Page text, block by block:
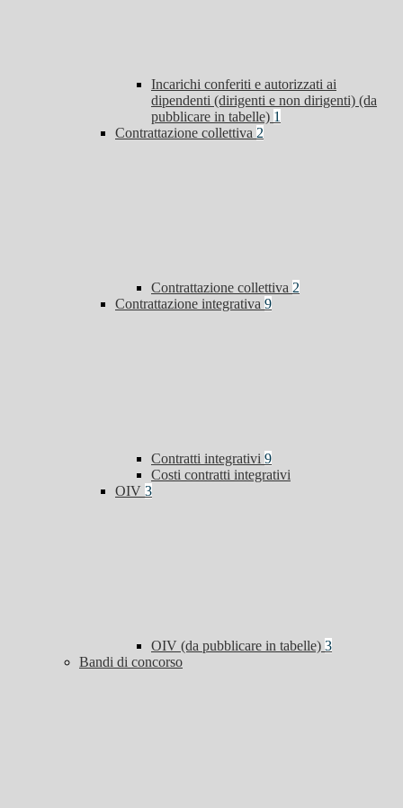
Incarichi conferiti e autorizzati ai
dipendenti (dirigenti e non dirigenti) (da
pubblicare in tabelle) 1
Contrattazione collettiva 2
Contrattazione collettiva 2
Contrattazione integrativa 9
Contratti integrativi 9
Costi contratti integrativi
OIV 3
OIV (da pubblicare in tabelle) 3
Bandi di concorso